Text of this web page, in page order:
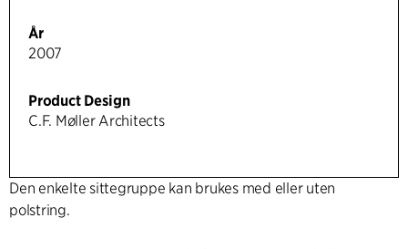
År
2007
Product Design
C.F. Møller Architects
Den enkelte sittegruppe kan brukes med eller uten
polstring.